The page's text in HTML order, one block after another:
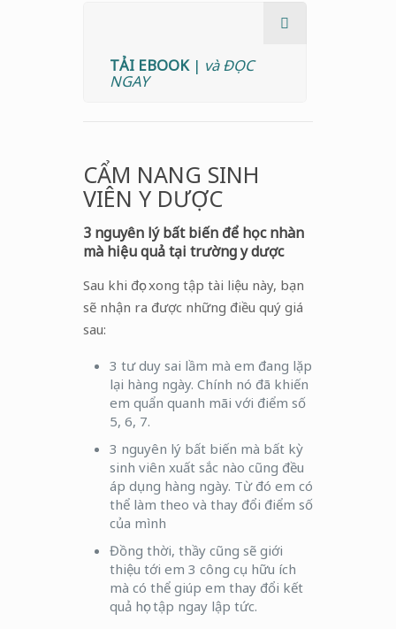
TẢI EBOOK| và ĐỌC
NGAY
CẨM NANG SINH
VIÊN Y DƯỢC
3 nguyên lý bất biến để học nhàn
mà hiệu quả tại trường y dược
Sau khi đọc xong tập tài liệu này, bạn
sẽ nhận ra được những điều quý giá
sau:
3 tư duy sai lầm mà em đang lặp
lại hàng ngày. Chính nó đã khiến
em quẩn quanh mãi với điểm số
5, 6, 7.
3 nguyên lý bất biến mà bất kỳ
sinh viên xuất sắc nào cũng đều
áp dụng hàng ngày. Từ đó em có
thể làm theo và thay đổi điểm số
của mình
Đồng thời, thầy cũng sẽ giới
thiệu tới em 3 công cụ hữu ích
mà có thể giúp em thay đổi kết
quả học tập ngay lập tức.